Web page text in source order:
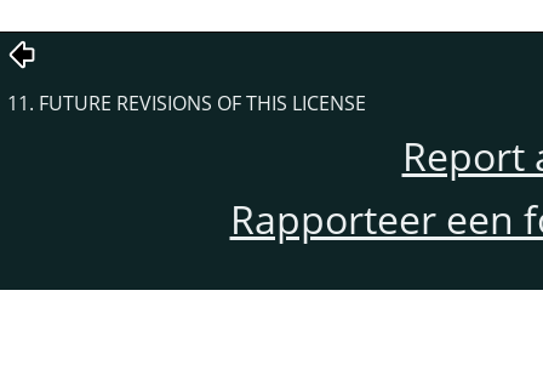
11. FUTURE REVISIONS OF THIS LICENSE
Report
Rapporteer een